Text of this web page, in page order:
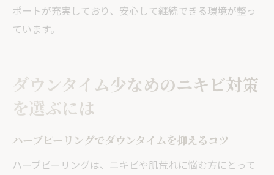
ポートが充実しており、安心して継続できる環境が整っ
ています。
ダウンタイム少なめのニキビ対策
を選ぶには
ハーブピーリングでダウンタイムを抑えるコツ
ハーブピーリングは、ニキビや肌荒れに悩む方にとって